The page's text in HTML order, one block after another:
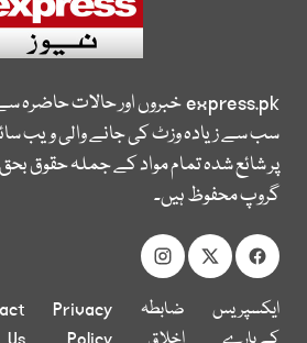
express.pkخبروں اور حالات حاضرہ
سب سے زیادہ وزٹ کی جانے والی ویب
پر شائع شدہ تمام مواد کے جملہ حقوق
گروپ محفوظ ہیں۔
ایکسپریس
ضابطہ
Privacy